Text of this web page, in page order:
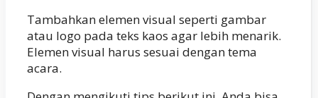
Tambahkan elemen visual seperti gambar
atau logo pada teks kaos agar lebih menarik.
Elemen visual harus sesuai dengan tema
acara.